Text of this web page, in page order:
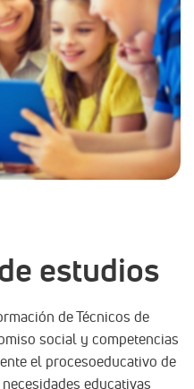
estudios
de Técnicos de
social y competencias
el procesoeducativo de
educativas